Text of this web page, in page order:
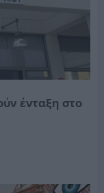
ένταξη στο